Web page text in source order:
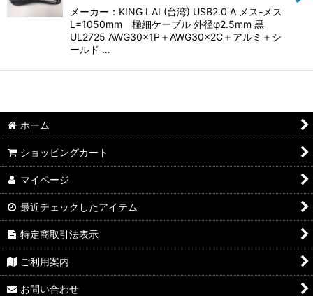
メーカー：KING LAI (台湾) USB2.0 A メス-メス
L=1050mm 極細ケーブル 外径φ2.5mm 黒
UL2725 AWG30×1P＋AWG30×2C＋アルミ＋シ
ールド …
ホーム
ショッピングカート
マイページ
最近チェックしたアイテム
特定商取引法表示
ご利用案内
お問い合わせ